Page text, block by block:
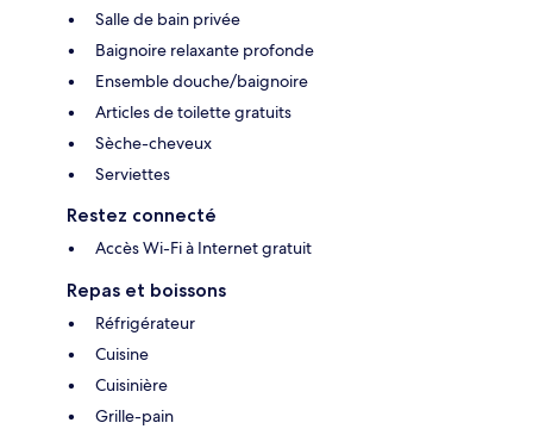
Salle de bain privée
Baignoire relaxante profonde
Ensemble douche/baignoire
Articles de toilette gratuits
Sèche-cheveux
Serviettes
Restez connecté
Accès Wi-Fi à Internet gratuit
Repas et boissons
Réfrigérateur
Cuisine
Cuisinière
Grille-pain